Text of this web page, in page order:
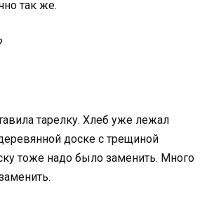
так же.
тарелку. Хлеб уже лежал
доске с трещиной
тоже надо было заменить. Много